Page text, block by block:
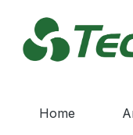
Hauptinhalt
Zur Suche springen
Zur
Home